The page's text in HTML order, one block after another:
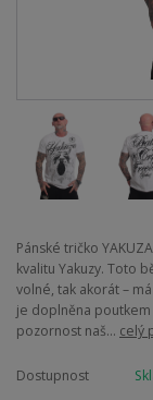
Pánské tričko
kvalitu Yakuzy. Toto
volné, tak akorát –
je doplněna poutkem
pozornost naš... celý
Dostupnost